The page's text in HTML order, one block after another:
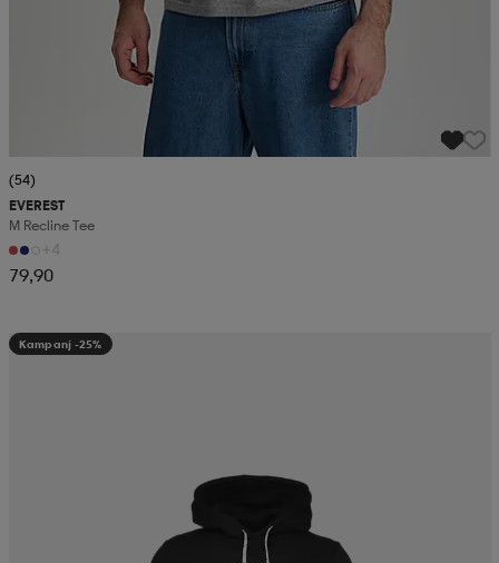
(54)
EVEREST
M Recline Tee
+4
79,90
Kampanj -25%